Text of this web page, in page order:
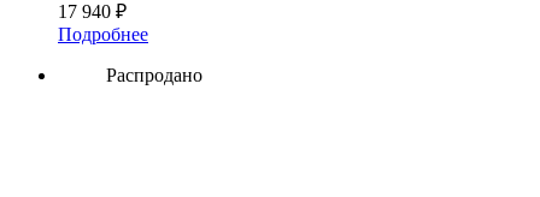
17 940 ₽
Подробнее
Распродано